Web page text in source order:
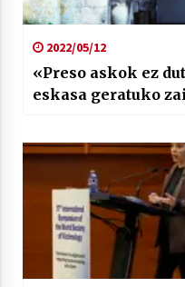
2022/05/12
«Preso askok ez
eskasa geratuko